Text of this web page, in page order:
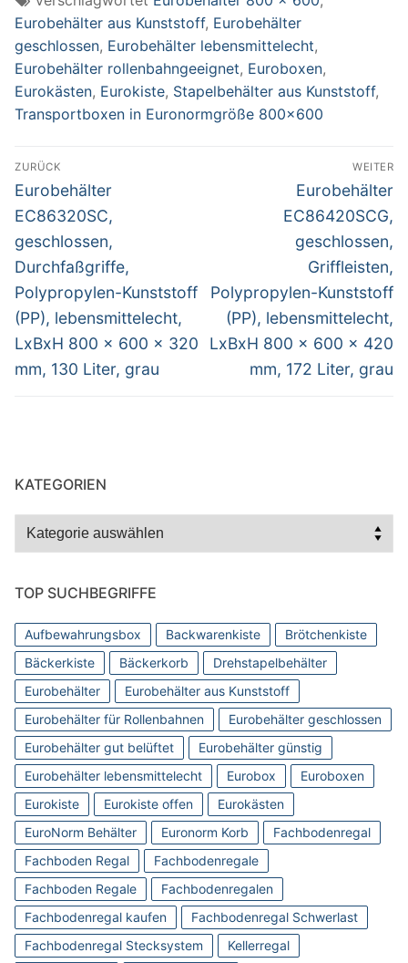
grau
Eurobehälter aus Kunststoff, Eurobehälter
geschlossen, Eurobehälter lebensmittelecht,
Eurobehälter rollenbahngeeignet, Euroboxen,
Eurokästen, Eurokiste, Stapelbehälter aus Kunststoff,
Transportboxen in Euronormgröße 800x600
Beitragsnavigation
ZURÜCK
Vorheriger
Beitrag:
Eurobehälter
EC86320SC,
geschlossen,
Durchfaßgriffe,
Polypropylen-Kunststoff
(PP), lebensmittelecht,
LxBxH 800 x 600 x 320
mm, 130 Liter, grau
WEITER
Nächster
Beitrag:
Eurobehälter
EC86420SCG,
geschlossen,
Griffleisten,
Polypropylen-Kunststoff
(PP), lebensmittelecht,
LxBxH 800 x 600 x 420
mm, 172 Liter, grau
KATEGORIEN
Kategorien
TOP SUCHBEGRIFFE
Aufbewahrungsbox Backwarenkiste
Brötchenkiste
Bäckerkiste
Bäckerkorb
Drehstapelbehälter
Eurobehälter
Eurobehälter aus Kunststoff
Eurobehälter für Rollenbahnen
Eurobehälter geschlossen
Eurobehälter gut belüftet
Eurobehälter günstig
Eurobehälter lebensmittelecht
Eurobox
Euroboxen
Eurokiste
Eurokiste offen
Eurokästen
EuroNorm Behälter
Euronorm Korb
Fachbodenregal
Fachboden Regal
Fachbodenregale
Fachboden Regale
Fachbodenregalen
Fachbodenregal kaufen
Fachbodenregal Schwerlast
Fachbodenregal Stecksystem
Kellerregal